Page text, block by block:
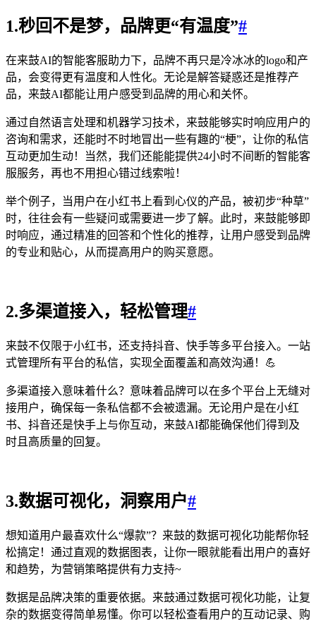
1.秒回不是梦，品牌更“有温度”#
在来鼓AI的智能客服助力下，品牌不再只是冷冰冰的logo和产
品，会变得更有温度和人性化。无论是解答疑惑还是推荐产
品，来鼓AI都能让用户感受到品牌的用心和关怀。
通过自然语言处理和机器学习技术，来鼓能够实时响应用户的
咨询和需求，还能时不时地冒出一些有趣的“梗”，让你的私信
互动更加生动！当然，我们还能能提供24小时不间断的智能客
服服务，再也不用担心错过线索啦！
举个例子，当用户在小红书上看到心仪的产品，被初步“种草”
时，往往会有一些疑问或需要进一步了解。此时，来鼓能够即
时响应，通过精准的回答和个性化的推荐，让用户感受到品牌
的专业和贴心，从而提高用户的购买意愿。
2.多渠道接入，轻松管理#
来鼓不仅限于小红书，还支持抖音、快手等多平台接入。一站
式管理所有平台的私信，实现全面覆盖和高效沟通！💪
多渠道接入意味着什么？意味着品牌可以在多个平台上无缝对
接用户，确保每一条私信都不会被遗漏。无论用户是在小红
书、抖音还是快手上与你互动，来鼓AI都能确保他们得到及
时且高质量的回复。
3.数据可视化，洞察用户#
想知道用户最喜欢什么“爆款”？来鼓的数据可视化功能帮你轻
松搞定！通过直观的数据图表，让你一眼就能看出用户的喜好
和趋势，为营销策略提供有力支持~
数据是品牌决策的重要依据。来鼓通过数据可视化功能，让复
杂的数据变得简单易懂。你可以轻松查看用户的互动记录、购